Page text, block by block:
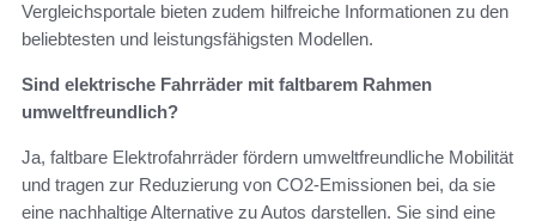
Vergleichsportale bieten zudem hilfreiche Informationen zu den
beliebtesten und leistungsfähigsten Modellen.
Sind elektrische Fahrräder mit faltbarem Rahmen
umweltfreundlich?
Ja, faltbare Elektrofahrräder fördern umweltfreundliche Mobilität
und tragen zur Reduzierung von CO2-Emissionen bei, da sie
eine nachhaltige Alternative zu Autos darstellen. Sie sind eine